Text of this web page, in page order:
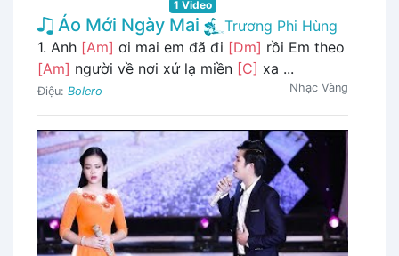
1 Video
Áo Mới Ngày Mai
Trương Phi Hùng
1. Anh [Am] ơi mai em đã đi [Dm] rồi Em theo
[Am] người về nơi xứ lạ miền [C] xa ...
Điệu: Bolero Nhạc Vàng